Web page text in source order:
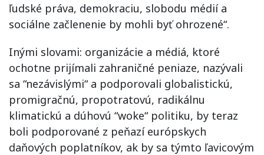
ľudské práva, demokraciu, slobodu médií a
sociálne začlenenie by mohli byť ohrozené“.
Inými slovami: organizácie a médiá, ktoré
ochotne prijímali zahraničné peniaze, nazývali
sa “nezávislými“ a podporovali globalistickú,
promigračnú, propotratovú, radikálnu
klimatickú a dúhovú “woke“ politiku, by teraz
boli podporované z peňazí európskych
daňových poplatníkov, ak by sa týmto ľavicovým